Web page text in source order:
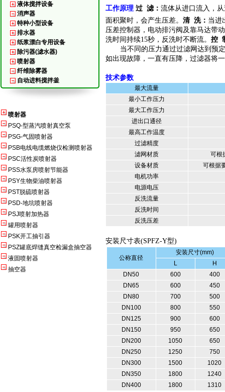
液体搅拌设备
消声器
特种小型设备
排水器
纸浆漂白专用设备
除污器(滤水器)
喷射器
纤维除雾器
自动进料搅拌釜
喷射器
PSQ-型蒸汽喷射真空泵
PSG-气固喷射器
PSB电线电缆燃烧仪检测喷射器
PSC活性炭喷射器
PSS水泵房喷射节能器
PSY生物柴油喷射器
PST脱硫喷射器
PSD-地坑喷射器
PSJ喷射加热器
罐用喷射器
PSK开工抽引器
PSZ罐底焊缝真空检漏盒抽空器
液固喷射器
抽空器
工作原理 过 滤： 流体从进口流入，
面积聚时，会产生压差。 清 洗： 当进
压差控制器，电动排污阀及靠马达带
洗时间持续15秒，反洗时不断流。 控
当不同的压力通过过滤网达到预
如出现故障，一直有压降，过滤器将
技术参数
最大流量
最小工作压力
最大工作压力
进出口通径
最高工作温度
过滤精度
滤网材质
可根
设备材质
可根据
电机功率
电源电压
反洗流量
反洗时间
反洗压差
安装尺寸表(SPFZ-Y型)
公称直径
安装尺寸(mm)
L
H
DN50
600
400
DN65
600
450
DN80
700
500
DN100
800
550
DN125
900
600
DN150
950
650
DN200
1050
650
DN250
1250
750
DN300
1500
1020
DN350
1800
1240
DN400
1800 1310